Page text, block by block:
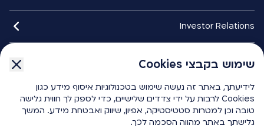
שימוש בקבצי Cookies
לידיעתך, באתר זה נעשה שימוש בטכנולוגיות איסוף מידע כגון
Cookies לרבות על ידי צדדים שלישיים, כדי לספק לך חווית גלישה
טובה וכן למטרות סטטיסטיקה, אפיון, שיווק ואבטחת מידע. המשך
גלישתך באתר מהווה הסכמה לכך.
Investor Relations
הפניקס smart
כלים ומחשבונים